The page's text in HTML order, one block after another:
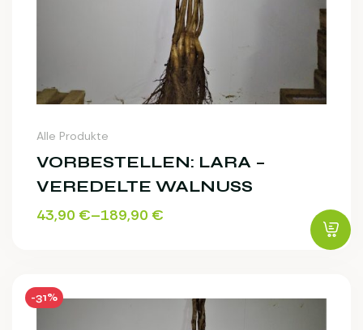
Alle Produkte
VORBESTELLEN: LARA –
VEREDELTE WALNUSS
43,90 €–189,90 €
-31%